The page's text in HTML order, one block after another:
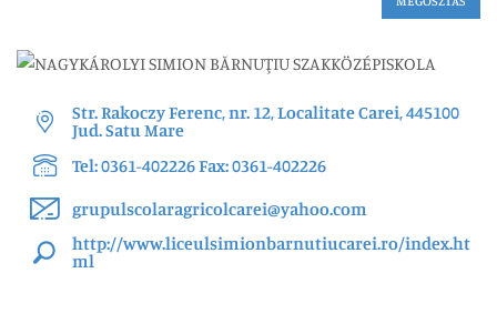
Str. Rakoczy Ferenc, nr. 12, Localitate Carei, 445100
Jud. Satu Mare
Tel: 0361-402226 Fax: 0361-402226
grupulscolaragricolcarei@yahoo.com
http://www.liceulsimionbarnutiucarei.ro/index.ht
ml